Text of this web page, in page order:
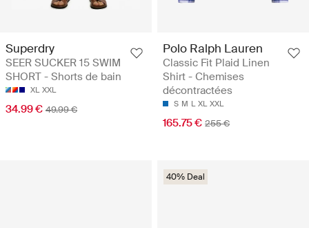
Superdry
SEER SUCKER 15 SWIM
SHORT - Shorts de bain
XL XXL
34.99 € 49.99 €
Polo Ralph Lauren
Classic Fit Plaid Linen
Shirt - Chemises
décontractées
S M L XL XXL
165.75 € 255 €
40% Deal